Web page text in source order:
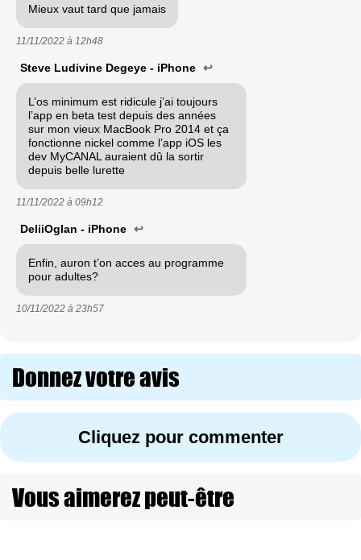
Mieux vaut tard que jamais
11/11/2022 à 12h48
Steve Ludivine Degeye - iPhone ↩
L’os minimum est ridicule j’ai toujours
l’app en beta test depuis des années
sur mon vieux MacBook Pro 2014 et ça
fonctionne nickel comme l’app iOS les
dev MyCANAL auraient dû la sortir
depuis belle lurette
11/11/2022 à 09h12
DeliiOglan - iPhone ↩
Enfin, auron t’on acces au programme
pour adultes?
10/11/2022 à 23h57
Donnez votre avis
Cliquez pour commenter
Vous aimerez peut-être